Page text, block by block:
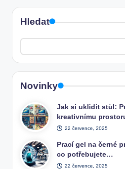
Hledat
Novinky
Jak si uklidit stůl:
kreativnímu
22 července, 2025
Prací gel na černé
co potřebujete…
22 července, 2025